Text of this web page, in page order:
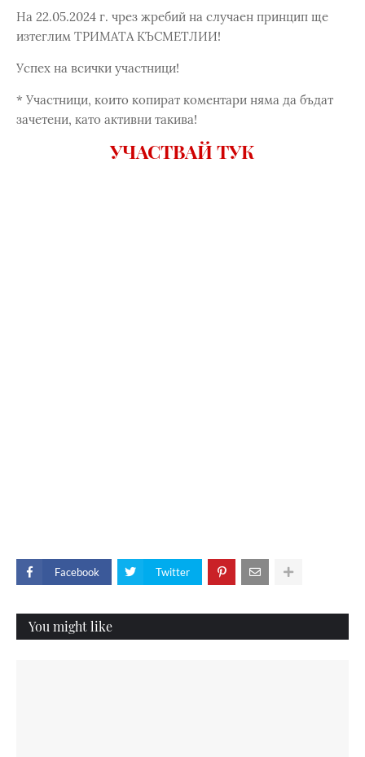
На 22.05.2024 г. чрез жребий на случаен принцип ще
изтеглим ТРИМАТА КЪСМЕТЛИИ!
Успех на всички участници!
* Участници, които копират коментари няма да бъдат
зачетени, като активни такива!
УЧАСТВАЙ ТУК
Facebook Twitter
You might like